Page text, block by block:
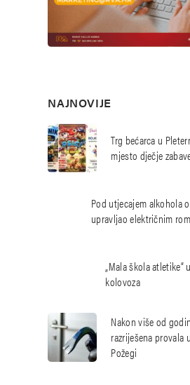
NAJNOVIJE
Trg bećarca u
mjesto dječje
Pod utjecajem alkohola
upravljao električnim
„Mala škola atletike“
kolovoza
Nakon više od
razriješena provala
Požegi